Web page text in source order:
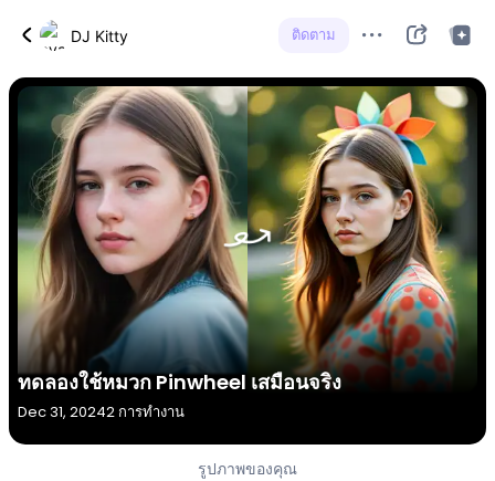
DJ Kitty ติดตาม
ทดลองใช้หมวก Pinwheel เสมือนจริง
Dec 31, 20242 การทำงาน
รูปภาพของคุณ